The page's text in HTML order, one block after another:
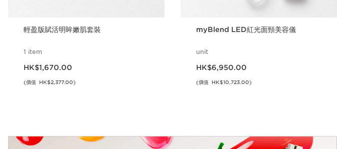
輕盈版賦活明眸嫩肌套裝
1 item
HK$1,670.00
(價值 HK$2,377.00)
myBlend LED紅光面頸美容儀
unit
HK$6,950.00
(價值 HK$10,723.00)